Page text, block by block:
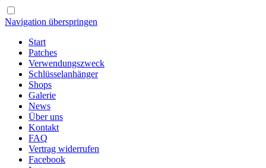
Navigation überspringen
Start
Patches
Verwendungszweck
Schlüsselanhänger
Shops
Galerie
News
Über uns
Kontakt
FAQ
Vertrag widerrufen
Facebook